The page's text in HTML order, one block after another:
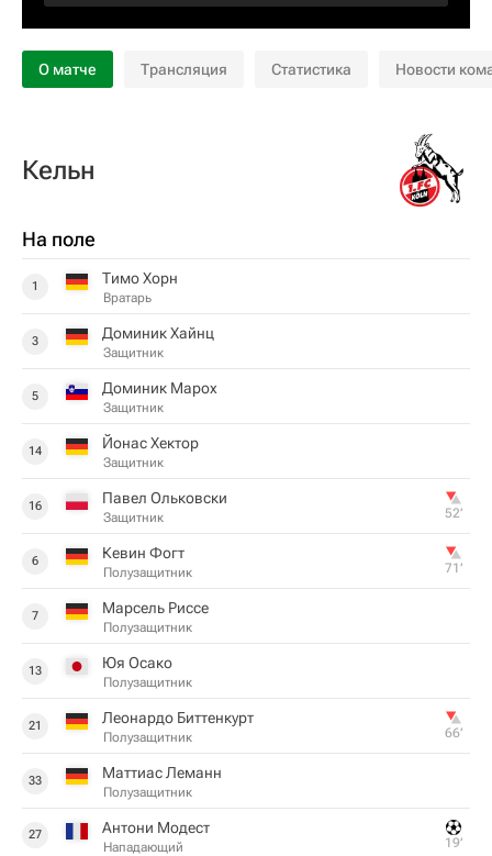
О матче Трансляция Статистика Новости
Кельн
На поле
1 Тимо Хорн
Вратарь
3 Доминик Хайнц
Защитник
5 Доминик Марох
Защитник
14 Йонас Хектор
Защитник
16 Павел Ольковски
Защитник 52‎’‎
6 Кевин Фогт
Полузащитник 71‎’‎
7 Марсель Риссе
Полузащитник
13 Юя Осако
Полузащитник
21 Леонардо Биттенкурт
Полузащитник 66‎’‎
33 Маттиас Леманн
Полузащитник
27 Антони Модест
Нападающий 19‎’‎